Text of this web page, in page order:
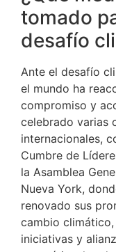
tomado
desafío
Ante el desafío
el mundo ha
compromiso y
celebrado varias
internacionales,
Cumbre de
la Asamblea
Nueva York,
renovado sus
cambio
iniciativas y